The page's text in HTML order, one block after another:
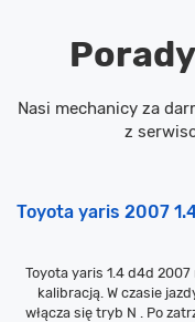
Nasi mechanicy za
z
Toyota yaris 2007
Toyota yaris 1.4 d4d 2007
kalibracją. W czasie
włącza się tryb N . Po